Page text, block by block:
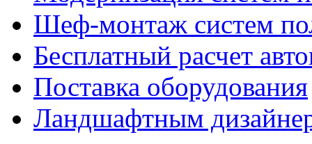
Шеф-монтаж систем
Бесплатный расчет
Поставка оборудования
Ландшафтным